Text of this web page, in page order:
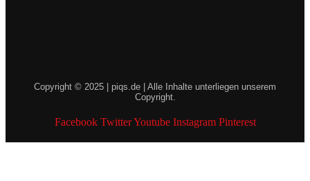
Copyright © 2025 | piqs.de | Alle Inhalte unterliegen unserem
Copyright.
Facebook Twitter Youtube Instagram Pinterest